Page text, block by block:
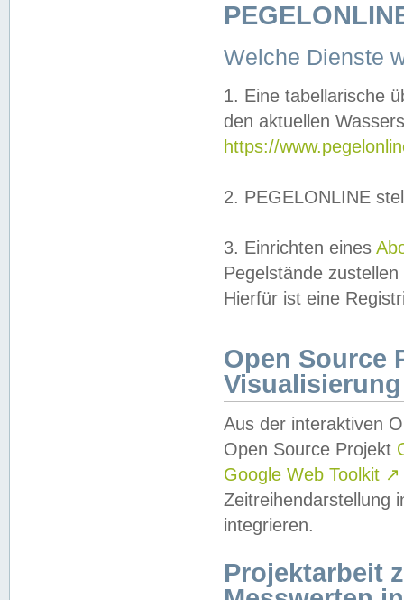
Welche Dienste
1. Eine tabellarische
den aktuellen
https://
2. PEGELONLINE
3. Einrichten eines
Pegelstände
Hierfür ist eine
Open Source
Visualisierung
Aus der interaktiven
Open Source Projekt
Google Web Toolkit ↗
Zeitreihendarstellung
integrieren.
Projektarbeit